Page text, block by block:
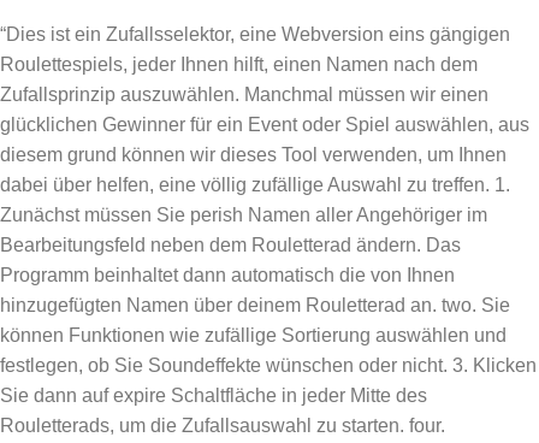
“Dies ist ein Zufallsselektor, eine Webversion eins gängigen
Roulettespiels, jeder Ihnen hilft, einen Namen nach dem
Zufallsprinzip auszuwählen. Manchmal müssen wir einen
glücklichen Gewinner für ein Event oder Spiel auswählen, aus
diesem grund können wir dieses Tool verwenden, um Ihnen
dabei über helfen, eine völlig zufällige Auswahl zu treffen. 1.
Zunächst müssen Sie perish Namen aller Angehöriger im
Bearbeitungsfeld neben dem Rouletterad ändern. Das
Programm beinhaltet dann automatisch die von Ihnen
hinzugefügten Namen über deinem Rouletterad an. two. Sie
können Funktionen wie zufällige Sortierung auswählen und
festlegen, ob Sie Soundeffekte wünschen oder nicht. 3. Klicken
Sie dann auf expire Schaltfläche in jeder Mitte des
Rouletterads, um die Zufallsauswahl zu starten. four.